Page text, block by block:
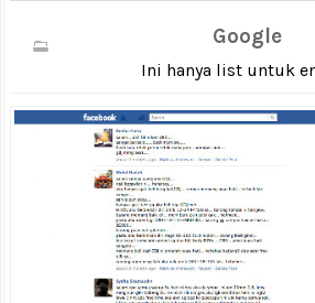
Google
Ini hanya list untuk